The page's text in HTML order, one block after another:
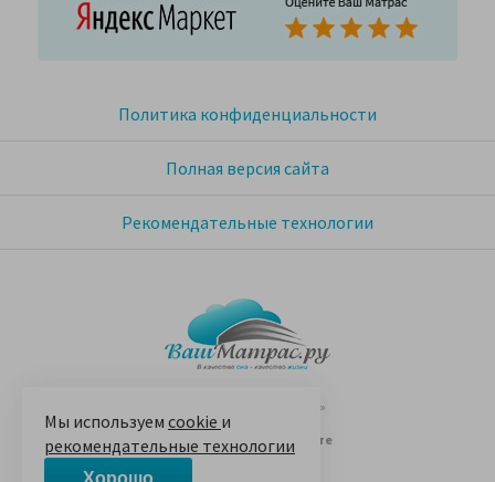
© 2005-2026 «Ваш матрас»
14 лет на Яндекс.Маркете
Политика конфиденциальности
Полная версия сайта
Рекомендательные технологии
Мы используем cookie и
рекомендательные технологии
Хорошо